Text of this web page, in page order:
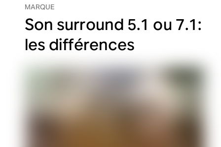
MARQUE
Son surround 5.1 ou 7.1:
les différences